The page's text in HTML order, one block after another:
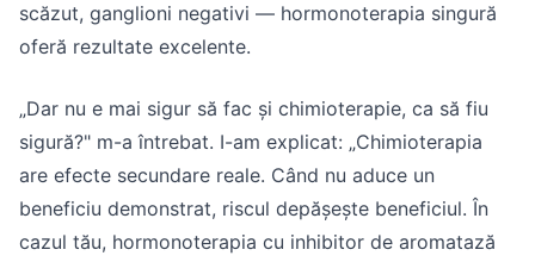
scăzut, ganglioni negativi — hormonoterapia singură
oferă rezultate excelente.
„Dar nu e mai sigur să fac și chimioterapie, ca să fiu
sigură?" m-a întrebat. I-am explicat: „Chimioterapia
are efecte secundare reale. Când nu aduce un
beneficiu demonstrat, riscul depășește beneficiul. În
cazul tău, hormonoterapia cu inhibitor de aromatază